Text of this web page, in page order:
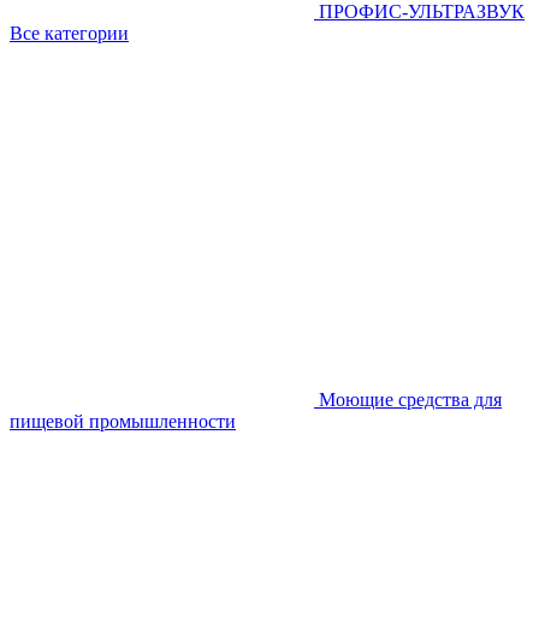
ПРОФИС-УЛЬТРАЗВУК
Все категории
Моющие средства для
пищевой промышленности